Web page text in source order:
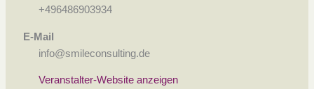
+496486903934
E-Mail
info@smileconsulting.de
Veranstalter-Website anzeigen